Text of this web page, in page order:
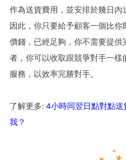
作為送貨費用，並安排於幾日內
因此，你只要給予顧客一個比
價錢，已經足夠，你不需要提
者，你可以收取跟競爭對手一
服務，以效率完勝對手。
了解更多:4小時同翌日點對點
我？